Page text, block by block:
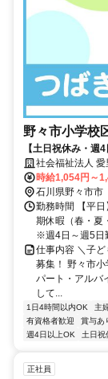
野々市小学校
【土日祝休み・週
OKで家庭と両立し
社会福祉法人
時給1,054円～
石川県野々市市
勤務時間 【平
期休暇（春・夏
※週4日～週5日
仕事内容 ＼子
募集！ 野々市
パート・アルバ
して...
1日4時間以内OK 主
有資格者歓迎
賞与あ
週4日以上OK
土日祝
正社員